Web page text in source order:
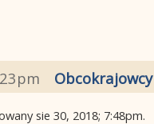
sie 30, 2018; 7:48pm.